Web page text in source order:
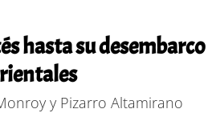
hasta su desembarco
y Pizarro Altamirano